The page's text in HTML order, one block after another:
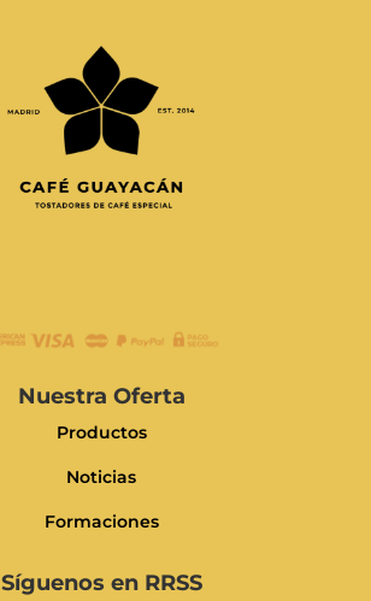
Nuestra Oferta
Productos
Noticias
Formaciones
Síguenos en RRSS